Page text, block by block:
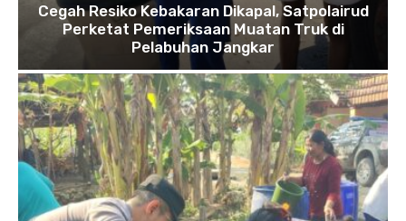
Cegah Resiko Kebakaran Dikapal, Satpolairud
Perketat Pemeriksaan Muatan Truk di
Pelabuhan Jangkar